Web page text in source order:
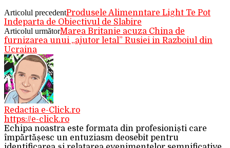
Articolul precedentProdusele Alimenntare Light Te Pot
Indeparta de Obiectivul de Slabire
Articolul următorMarea Britanie acuza China de
furnizarea unui „ajutor letal” Rusiei in Razboiul din
Ucraina
Redactia e-Click.ro
https://e-click.ro
Echipa noastra este formata din profesioniști care
împărtășesc un entuziasm deosebit pentru